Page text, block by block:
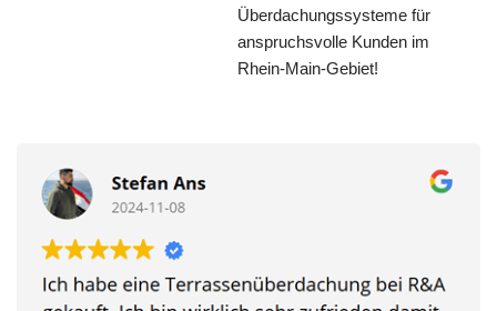
Überdachungssysteme für
anspruchsvolle Kunden im
Rhein-Main-Gebiet!